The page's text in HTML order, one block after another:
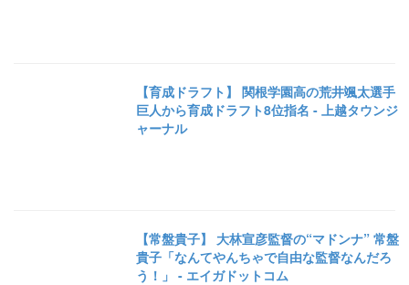
【育成ドラフト】 関根学園高の荒井颯太選手
巨人から育成ドラフト8位指名 - 上越タウンジ
ャーナル
【常盤貴子】 大林宣彦監督の“マドンナ” 常盤
貴子「なんてやんちゃで自由な監督なんだろ
う！」 - エイガドットコム